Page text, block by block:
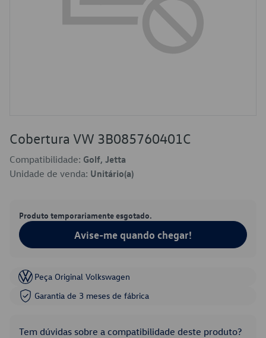
Cobertura VW 3B085760401C
Compatibilidade: Golf, Jetta
Unidade de venda: Unitário(a)
Produto temporariamente esgotado.
Avise-me quando chegar!
Peça Original Volkswagen
Garantia de 3 meses de fábrica
Tem dúvidas sobre a compatibilidade deste produto?